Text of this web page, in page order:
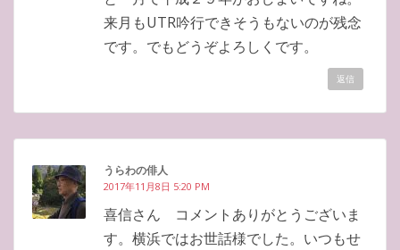
来月もUTR吟行できそうもないのが残念
です。でもどうぞよろしくです。
返信
うらわの俳人
2017年11月8日 5:20 PM
喜信さん コメントありがとうございま
す。横浜ではお世話様でした。いつもせ